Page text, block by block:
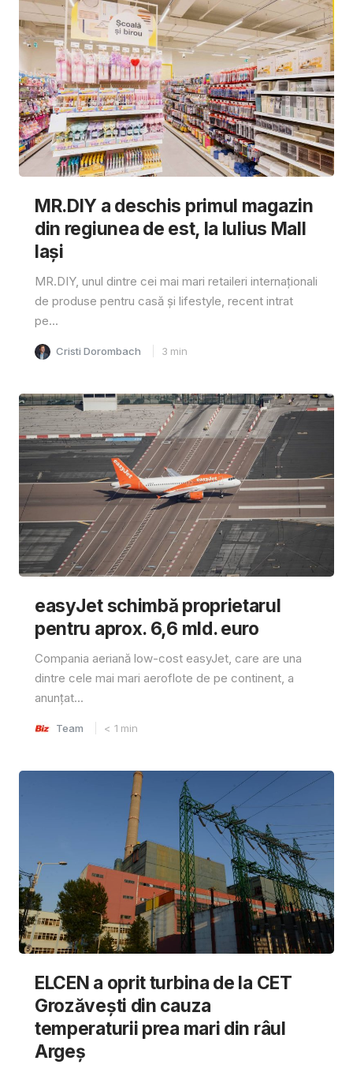
MR.DIY a deschis primul magazin
din regiunea de est, la Iulius Mall
Iași
MR.DIY, unul dintre cei mai mari retaileri internaționali
de produse pentru casă și lifestyle, recent intrat
pe...
Cristi Dorombach 3 min
easyJet schimbă proprietarul
pentru aprox. 6,6 mld. euro
Compania aeriană low-cost easyJet, care are una
dintre cele mai mari aeroflote de pe continent, a
anunțat...
Team < 1 min
ELCEN a oprit turbina de la CET
Grozăvești din cauza
temperaturii prea mari din râul
Argeș